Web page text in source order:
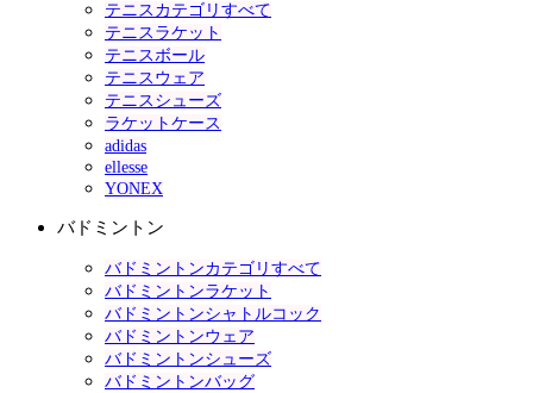
テニスカテゴリすべて
テニスラケット
テニスボール
テニスウェア
テニスシューズ
ラケットケース
adidas
ellesse
YONEX
バドミントン
バドミントンカテゴリすべて
バドミントンラケット
バドミントンシャトルコック
バドミントンウェア
バドミントンシューズ
バドミントンバッグ